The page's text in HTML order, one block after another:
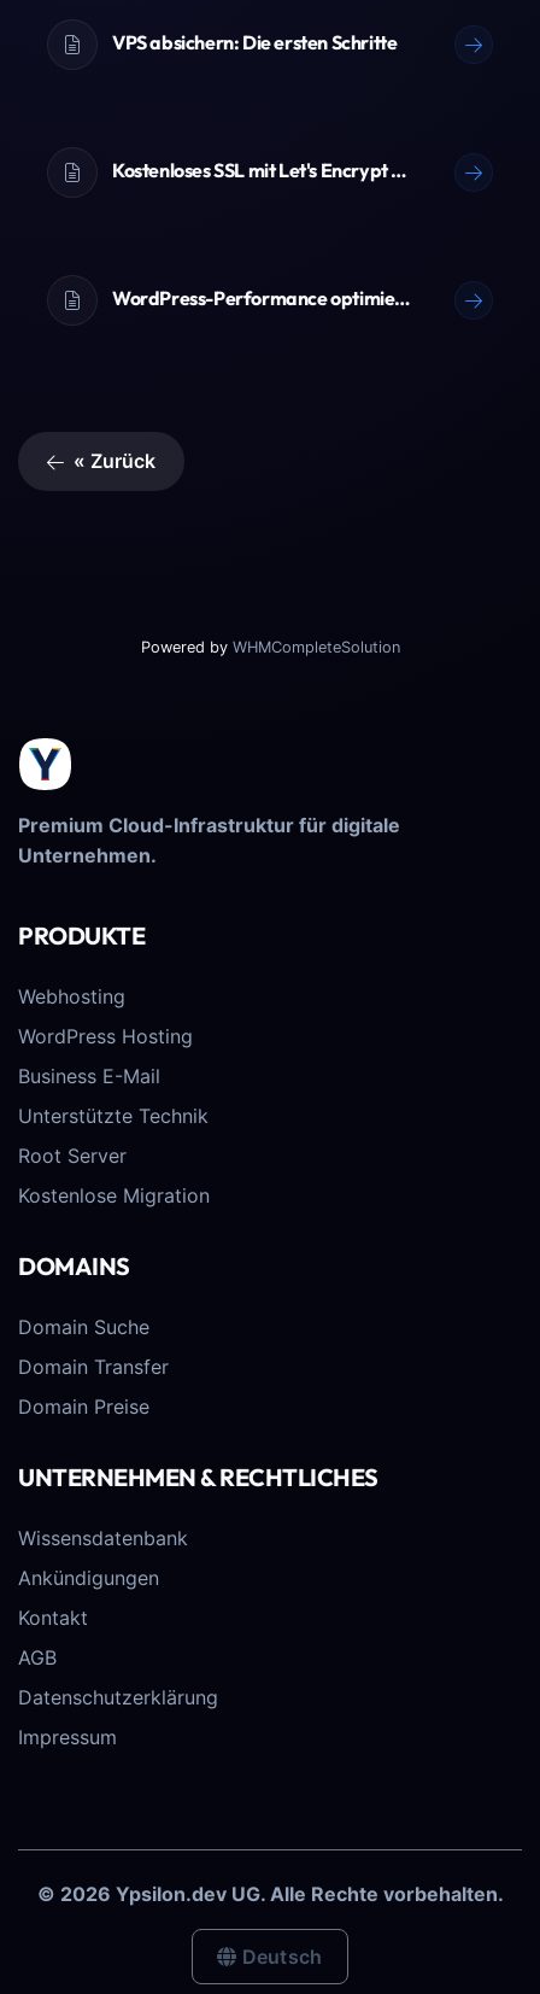
VPS absichern: Die ersten Schritte
Kostenloses SSL mit Let's Encrypt einrichten
WordPress-Performance optimieren
« Zurück
Powered by WHMCompleteSolution
Premium Cloud-Infrastruktur für digitale
Unternehmen.
PRODUKTE
Webhosting
WordPress Hosting
Business E-Mail
Unterstützte Technik
Root Server
Kostenlose Migration
DOMAINS
Domain Suche
Domain Transfer
Domain Preise
UNTERNEHMEN & RECHTLICHES
Wissensdatenbank
Ankündigungen
Kontakt
AGB
Datenschutzerklärung
Impressum
© 2026 Ypsilon.dev UG. Alle Rechte vorbehalten.
Deutsch